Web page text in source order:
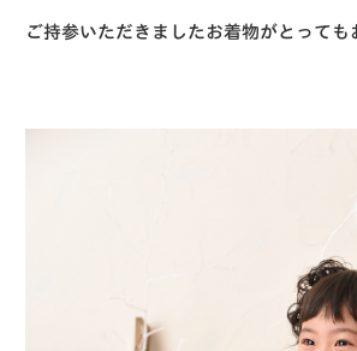
ご持参いただきましたお着物がとって